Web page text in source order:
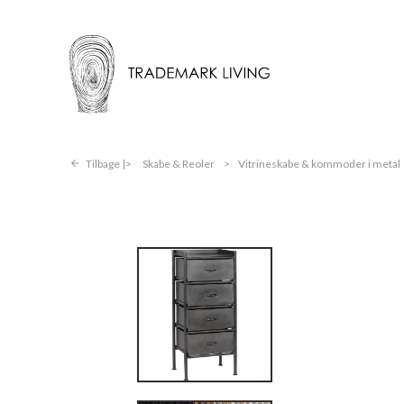
Tilbage | Skabe & Reoler > Vitrineskabe & kommoder i metal